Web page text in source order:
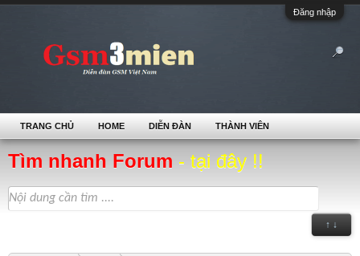
Đăng nhập
Tìm nhanh Forum - tại đây !!
↑ ↓
TRANG CHỦ HOME DIỄN ĐÀN THÀNH VIÊN